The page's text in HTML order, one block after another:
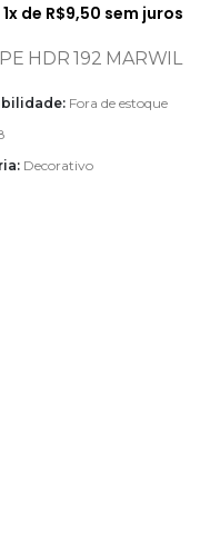
1x de R$9,50 sem juros
HDR 192 MARWIL
Fora de estoque
Decorativo